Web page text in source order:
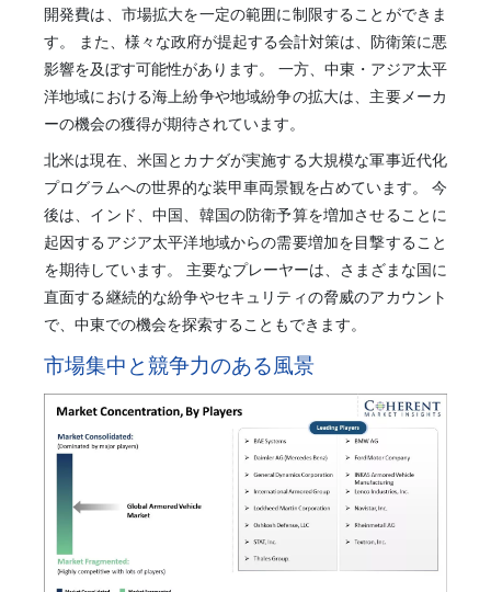
開発費は、市場拡大を一定の範囲に制限することができま
す。 また、様々な政府が提起する会計対策は、防衛策に悪
影響を及ぼす可能性があります。 一方、中東・アジア太平
洋地域における海上紛争や地域紛争の拡大は、主要メーカ
ーの機会の獲得が期待されています。
北米は現在、米国とカナダが実施する大規模な軍事近代化
プログラムへの世界的な装甲車両景観を占めています。 今
後は、インド、中国、韓国の防衛予算を増加させることに
起因するアジア太平洋地域からの需要増加を目撃すること
を期待しています。 主要なプレーヤーは、さまざまな国に
直面する継続的な紛争やセキュリティの脅威のアカウント
で、中東での機会を探索することもできます。
市場集中と競争力のある風景